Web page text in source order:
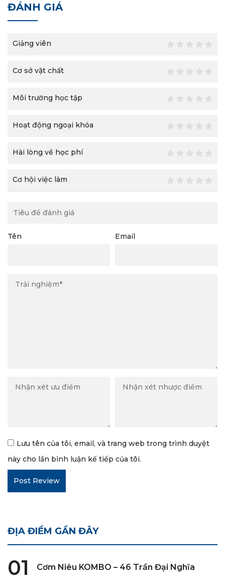
ĐÁNH GIÁ
Giảng viên
Cơ sở vật chất
Môi trường học tập
Hoạt động ngoại khóa
Hài lòng về học phí
Cơ hội việc làm
Tên Email
Lưu tên của tôi, email, và trang web trong trình duyệt
này cho lần bình luận kế tiếp của tôi.
ĐỊA ĐIỂM GẦN ĐÂY
01 Cơm Niêu KOMBO – 46 Trần Đại Nghĩa